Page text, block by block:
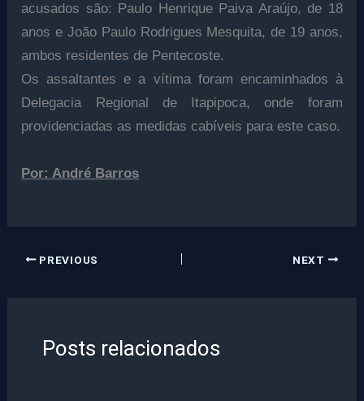
acusados são: Paulo Henrique Paiva Araújo, de 18
anos e João Paulo Rodrigues Mesquita, de 19 anos,
ambos residentes de Pentecoste.
Os assaltantes e a vítima foram encaminhados à
Delegacia Regional de Itapipoca, onde foram
providenciadas as medidas cabíveis para este caso.
Por: André Barros
PREVIOUS NEXT
Posts relacionados